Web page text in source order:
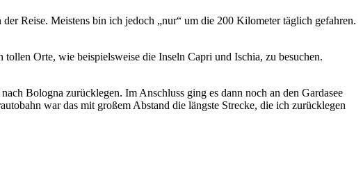
Reise. Meistens bin ich jedoch „nur“ um die 200 Kilometer täglich gefahren.
Orte, wie beispielsweise die Inseln Capri und Ischia, zu besuchen.
Bologna zurücklegen. Im Anschluss ging es dann noch an den Gardasee
war das mit großem Abstand die längste Strecke, die ich zurücklegen